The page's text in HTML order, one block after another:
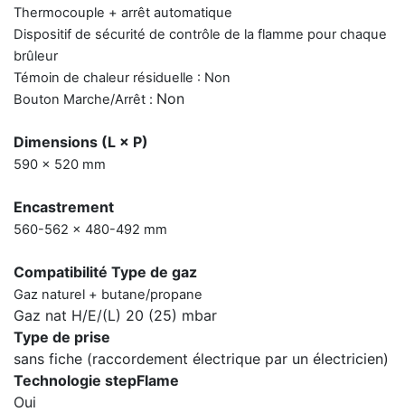
Thermocouple + arrêt automatique
Dispositif de sécurité de contrôle de la flamme pour chaque
brûleur
Témoin de chaleur résiduelle : Non
Bouton Marche/Arrêt : Non
Dimensions (L × P)
590 × 520 mm
Encastrement
560-562 × 480-492 mm
Compatibilité Type de gaz
Gaz naturel + butane/propane
Gaz nat H/E/(L) 20 (25) mbar
Type de prise
sans fiche (raccordement électrique par un électricien)
Technologie stepFlame
Oui